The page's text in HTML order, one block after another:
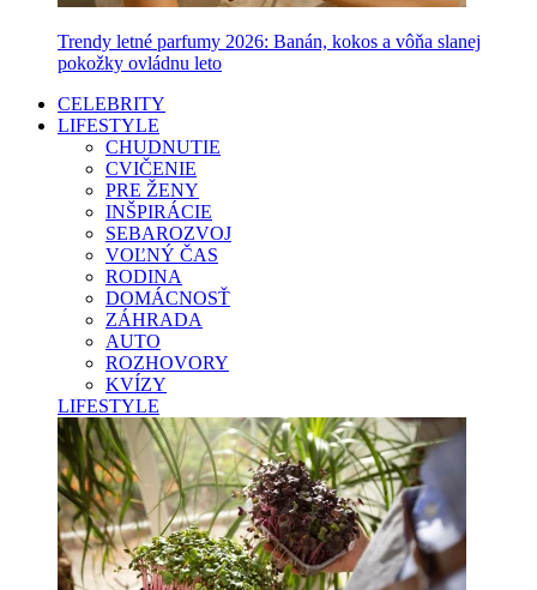
Trendy letné parfumy 2026: Banán, kokos a vôňa slanej
pokožky ovládnu leto
CELEBRITY
LIFESTYLE
CHUDNUTIE
CVIČENIE
PRE ŽENY
INŠPIRÁCIE
SEBAROZVOJ
VOĽNÝ ČAS
RODINA
DOMÁCNOSŤ
ZÁHRADA
AUTO
ROZHOVORY
KVÍZY
LIFESTYLE